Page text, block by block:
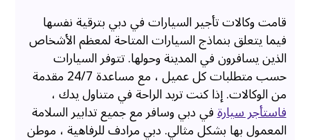
قامت وكالات تأجير السيارات في دبي بترقية نفسها
فيما يتعلق بنماذج السيارات المتاحة لمعظم الأشخاص
الذين يسافرون في المدينة وحولها. تتوفر السيارات
حسب متطلبات كل عميل ، مع مساعدة 24/7 مقدمة
من الوكالات. إذا كنت تريد الراحة في متناول يدك ،
فاستأجر سيارةفي دبي وسافر مع جميع تدابير السلامة
المعمول بها بشكل مثالي. دبي مرادف للرفاهية ، موطن